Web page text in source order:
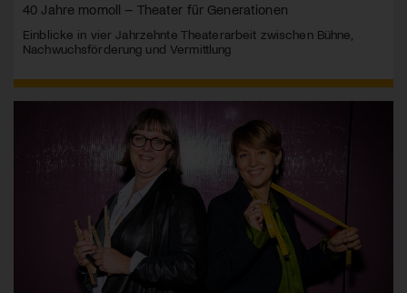
40 Jahre momoll – Theater für Generationen
Einblicke in vier Jahrzehnte Theaterarbeit zwischen Bühne,
Nachwuchsförderung und Vermittlung